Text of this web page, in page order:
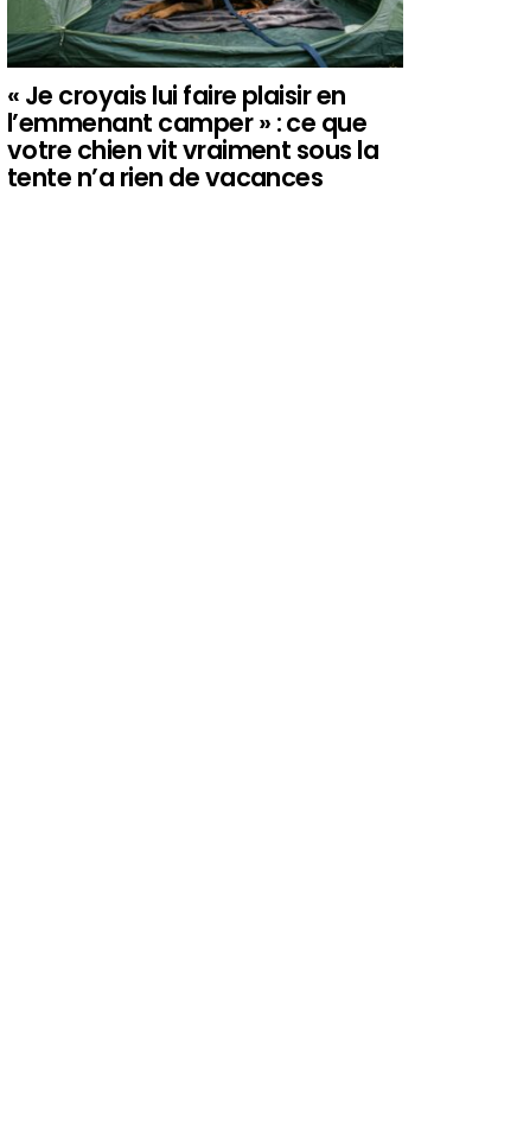
« Je croyais lui faire plaisir en
l’emmenant camper » : ce que
votre chien vit vraiment sous la
tente n’a rien de vacances